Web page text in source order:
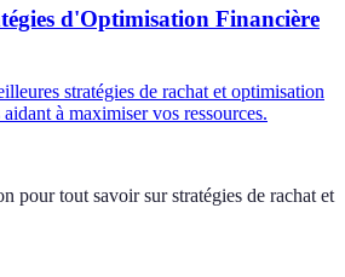
d'Optimisation Financière
stratégies de rachat et optimisation
à maximiser vos ressources.
pour tout savoir sur stratégies de rachat et